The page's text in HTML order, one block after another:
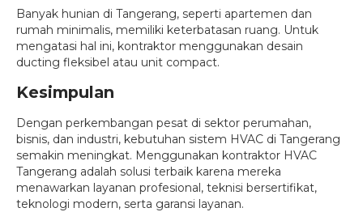
Banyak hunian di Tangerang, seperti apartemen dan
rumah minimalis, memiliki keterbatasan ruang. Untuk
mengatasi hal ini, kontraktor menggunakan desain
ducting fleksibel atau unit compact.
Kesimpulan
Dengan perkembangan pesat di sektor perumahan,
bisnis, dan industri, kebutuhan sistem HVAC di Tangerang
semakin meningkat. Menggunakan kontraktor HVAC
Tangerang adalah solusi terbaik karena mereka
menawarkan layanan profesional, teknisi bersertifikat,
teknologi modern, serta garansi layanan.